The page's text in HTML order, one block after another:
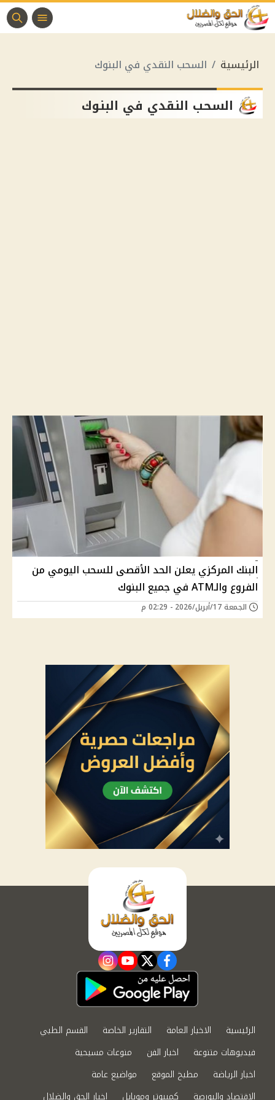
الرئيسية السحب النقدي في البنوك
السحب النقدي في البنوك
البنك المركزي يعلن الحد الأقصى للسحب اليومي من
الفروع والـATM في جميع البنوك
الجمعة 17/أبريل/2026 - 02:29 م
facebook
twitter
youtube
instagram
الرئيسية الاخبار العامة التقارير الخاصة
القسم الطبي
فيديوهات متنوعة
اخبار الفن
منوعات مسيحية
اخبار الرياضة
مطبخ الموقع
مواضيع عامة
الاقتصاد والبورصة
كمبيوتر وموبايل اخبار الحق والضلال